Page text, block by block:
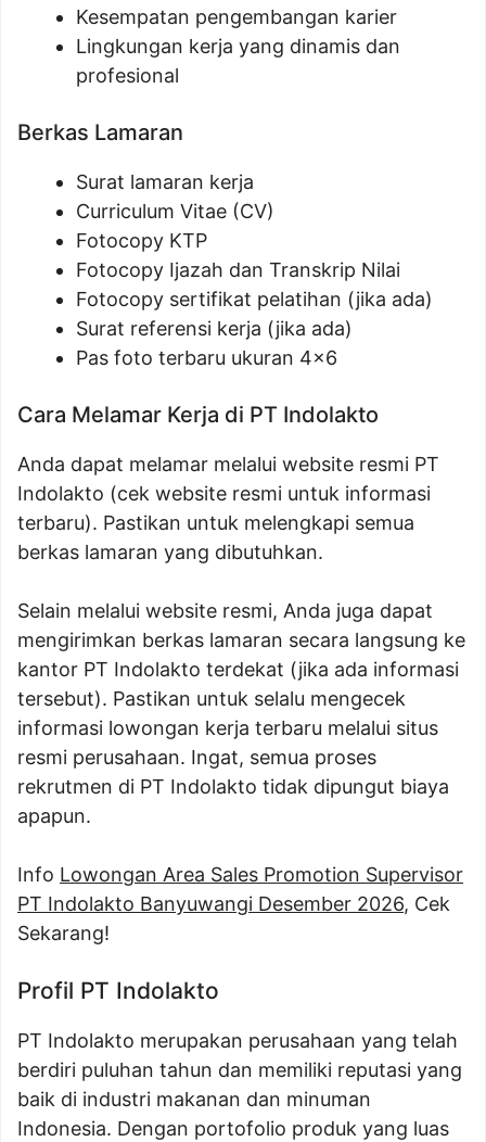
Kesempatan pengembangan karier
Lingkungan kerja yang dinamis dan
profesional
Berkas Lamaran
Surat lamaran kerja
Curriculum Vitae (CV)
Fotocopy KTP
Fotocopy Ijazah dan Transkrip Nilai
Fotocopy sertifikat pelatihan (jika ada)
Surat referensi kerja (jika ada)
Pas foto terbaru ukuran 4×6
Cara Melamar Kerja di PT Indolakto
Anda dapat melamar melalui website resmi PT
Indolakto (cek website resmi untuk informasi
terbaru). Pastikan untuk melengkapi semua
berkas lamaran yang dibutuhkan.
Selain melalui website resmi, Anda juga dapat
mengirimkan berkas lamaran secara langsung ke
kantor PT Indolakto terdekat (jika ada informasi
tersebut). Pastikan untuk selalu mengecek
informasi lowongan kerja terbaru melalui situs
resmi perusahaan. Ingat, semua proses
rekrutmen di PT Indolakto tidak dipungut biaya
apapun.
Info Lowongan Area Sales Promotion Supervisor
PT Indolakto Banyuwangi Desember 2026, Cek
Sekarang!
Profil PT Indolakto
PT Indolakto merupakan perusahaan yang telah
berdiri puluhan tahun dan memiliki reputasi yang
baik di industri makanan dan minuman
Indonesia. Dengan portofolio produk yang luas